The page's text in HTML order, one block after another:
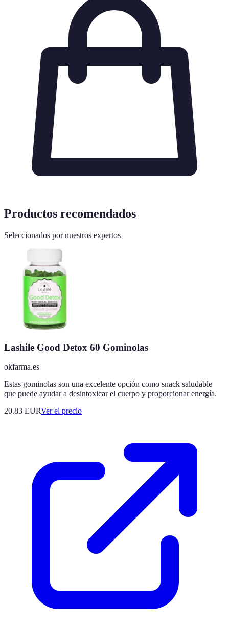
Productos recomendados
Seleccionados por nuestros expertos
Lashile Good Detox 60 Gominolas
okfarma.es
Estas gominolas son una excelente opción como snack saludable
que puede ayudar a desintoxicar el cuerpo y proporcionar energía.
20.83 EURVer el precio